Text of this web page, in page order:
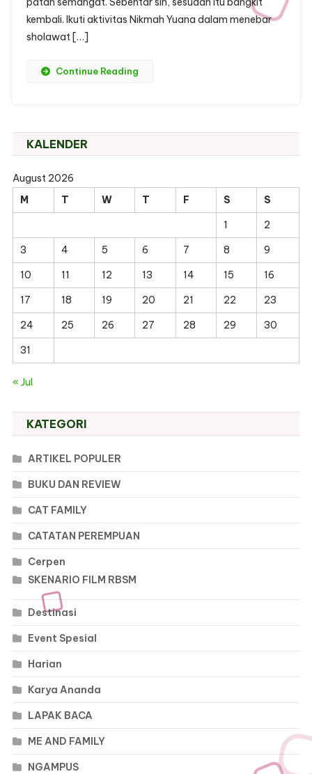
kembali. Ikuti aktivitas Nikmah Yuana dalam menebar
sholawat […]
Continue Reading
KALENDER
August 2026
M
T W T F S
S
1
2
3
4 5 6 7 8
9
10
11 12 13 14 15
16
17
18 19 20 21 22
23
24
25 26 27 28 29
30
31
« Jul
KATEGORI
ARTIKEL POPULER
BUKU DAN REVIEW
CAT FAMILY
CATATAN PEREMPUAN
Cerpen
SKENARIO FILM RBSM
Destinasi
Event Spesial
Harian
Karya Ananda
LAPAK BACA
ME AND FAMILY
NGAMPUS